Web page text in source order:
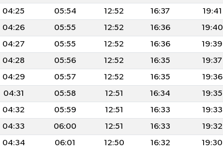
04:25 05:54 12:52 16:37 19:41
04:26 05:55 12:52 16:36 19:40
04:27 05:55 12:52 16:36 19:39
04:28 05:56 12:52 16:35 19:37
04:29 05:57 12:52 16:35 19:36
04:31 05:58 12:51 16:34 19:35
04:32 05:59 12:51 16:33 19:33
04:33 06:00 12:51 16:33 19:32
04:34 06:01 12:50 16:32 19:30